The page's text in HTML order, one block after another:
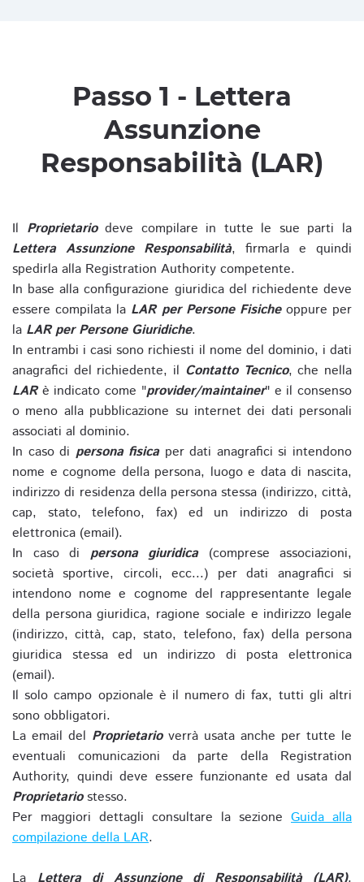
Passo 1 - Lettera
Assunzione
Responsabilità (LAR)
Il Proprietariodeve compilare in tutte le sue parti la
Lettera Assunzione Responsabilità, firmarla e quindi
spedirla alla Registration Authority competente.
In base alla configurazione giuridica del richiedente deve
essere compilata la LAR per Persone Fisicheoppure per
la LAR per Persone Giuridiche.
In entrambi i casi sono richiesti il nome del dominio, i dati
anagrafici del richiedente, il Contatto Tecnico, che nella
LARè indicato come "provider/maintainer" e il consenso
o meno alla pubblicazione su internet dei dati personali
associati al dominio.
In caso di persona fisicaper dati anagrafici si intendono
nome e cognome della persona, luogo e data di nascita,
indirizzo di residenza della persona stessa (indirizzo, città,
cap, stato, telefono, fax) ed un indirizzo di posta
elettronica (email).
In caso di persona giuridica(comprese associazioni,
società sportive, circoli, ecc...) per dati anagrafici si
intendono nome e cognome del rappresentante legale
della persona giuridica, ragione sociale e indirizzo legale
(indirizzo, città, cap, stato, telefono, fax) della persona
giuridica stessa ed un indirizzo di posta elettronica
(email).
Il solo campo opzionale è il numero di fax, tutti gli altri
sono obbligatori.
La email del Proprietarioverrà usata anche per tutte le
eventuali comunicazioni da parte della Registration
Authority, quindi deve essere funzionante ed usata dal
Proprietariostesso.
Per maggiori dettagli consultare la sezione Guida alla
compilazione della LAR.